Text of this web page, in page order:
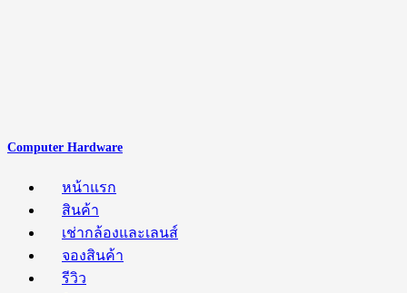
Computer Hardware
หน้าแรก
สินค้า
เช่ากล้องและเลนส์
จองสินค้า
รีวิว